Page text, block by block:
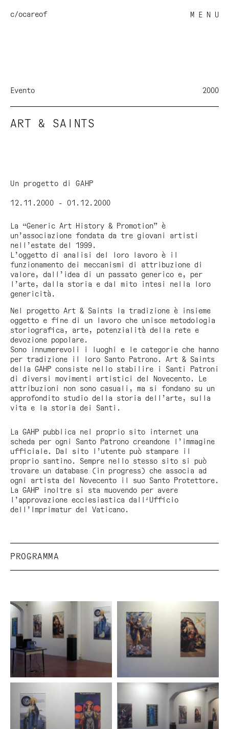
c/ocareof M E N U
Evento 2000
ART & SAINTS
Un progetto di GAHP
12.11.2000 - 01.12.2000
La “Generic Art History & Promotion” è
un’associazione fondata da tre giovani artisti
nell’estate del 1999.
L’oggetto di analisi del loro lavoro è il
funzionamento dei meccanismi di attribuzione di
valore, dall’idea di un passato generico e, per
l’arte, dalla storia e dal mito intesi nella loro
genericità.
Nel progetto Art & Saints la tradizione è insieme
oggetto e fine di un lavoro che unisce metodologia
storiografica, arte, potenzialità della rete e
devozione popolare.
Sono innumerevoli i luoghi e le categorie che hanno
per tradizione il loro Santo Patrono. Art & Saints
della GAHP consiste nello stabilire i Santi Patroni
di diversi movimenti artistici del Novecento. Le
attribuzioni non sono casuali, ma si fondano su un
approfondito studio della storia dell’arte, sulla
vita e la storia dei Santi.
La GAHP pubblica nel proprio sito internet una
scheda per ogni Santo Patrono creandone l’immagine
ufficiale. Dal sito l’utente può stampare il
proprio santino. Sempre nello stesso sito si può
trovare un database (in progress) che associa ad
ogni artista del Novecento il suo Santo Protettore.
La GAHP inoltre si sta muovendo per avere
l’approvazione ecclesiastica dall'Ufficio
dell’Imprimatur del Vaticano.
PROGRAMMA
12.11.2000 - Careof, Cusano Milanino (MI);
9.12.2000 - Placentia Arte, Piacenza;
16.12.2000 - Galleria Approdi, Roma;
gennaio 2001 - Neon, Bologna.